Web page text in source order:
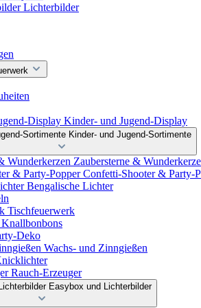
Lichterbilder
Kinder- und Jugend-Display
Kinder- und Jugend-Sortimente
Zaubersterne &
Confetti-Shooter & Party-
Bengalische Lichter
Tischfeuerwerk
Knallbonbons
Deko
Wachs- und Zinngießen
Rauch-Erzeuger
Easybox und Lichterbilder